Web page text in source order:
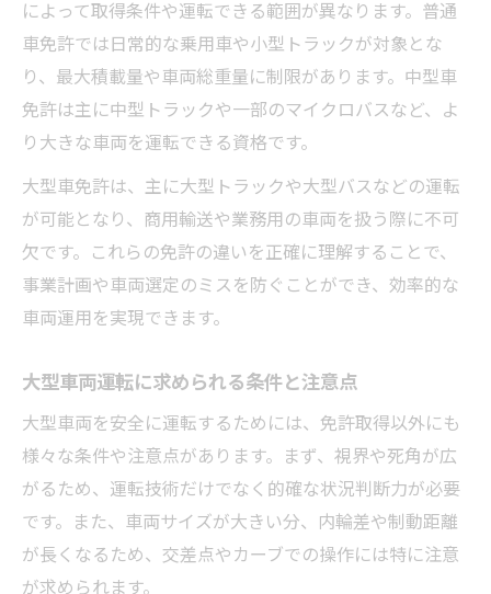
によって取得条件や運転できる範囲が異なります。普通
車免許では日常的な乗用車や小型トラックが対象とな
り、最大積載量や車両総重量に制限があります。中型車
免許は主に中型トラックや一部のマイクロバスなど、よ
り大きな車両を運転できる資格です。
大型車免許は、主に大型トラックや大型バスなどの運転
が可能となり、商用輸送や業務用の車両を扱う際に不可
欠です。これらの免許の違いを正確に理解することで、
事業計画や車両選定のミスを防ぐことができ、効率的な
車両運用を実現できます。
大型車両運転に求められる条件と注意点
大型車両を安全に運転するためには、免許取得以外にも
様々な条件や注意点があります。まず、視界や死角が広
がるため、運転技術だけでなく的確な状況判断力が必要
です。また、車両サイズが大きい分、内輪差や制動距離
が長くなるため、交差点やカーブでの操作には特に注意
が求められます。